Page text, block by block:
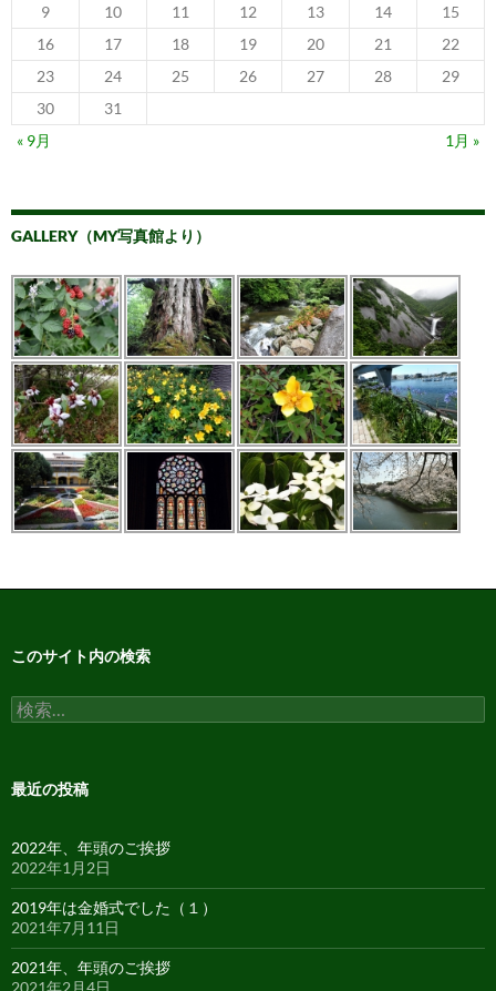
9
10 11 12 13 14
15
16
17 18 19 20 21
22
23
24 25 26 27 28
29
30
31
« 9月
1月 »
GALLERY（MY写真館より）
このサイト内の検索
検
索:
最近の投稿
2022年、年頭のご挨拶
2022年1月2日
2019年は金婚式でした（１）
2021年7月11日
2021年、年頭のご挨拶